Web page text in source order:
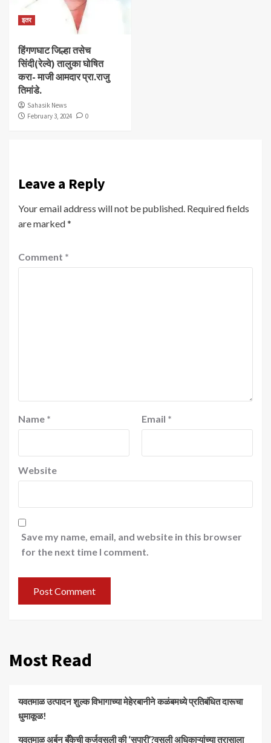
इतर
हिंगणघाट जिल्हा तसेच
सिंदी(रेल्वे) तालुका घोषित
करा- माजी आमदार प्रा.राजु
तिमांडे.
Sahasik News
February 3, 2024
0
Leave a Reply
Your email address will not be published. Required fields
are marked*
Comment *
Name * Email *
Website
Save my name, email, and website in this browser
for the next time I comment.
Most Read
यवतमाळ उत्पादन शुल्क विभागाच्या मेहेरबानीने कळंबमध्ये प्रतिबंधित दारूचा
धुमाकूळ!
​यवतमाळ अर्बन बँकेची कर्जवसुली की ‘सुपारी’?वसुली अधिकाऱ्यांच्या त्रासाला